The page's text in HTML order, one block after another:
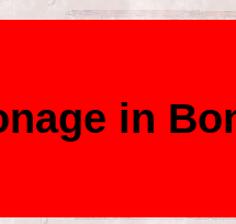
in